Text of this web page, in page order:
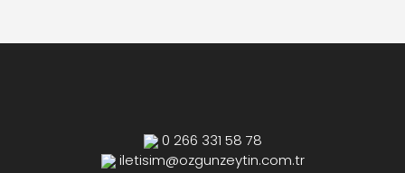
0 266 331 58 78
iletisim@ozgunzeytin.com.tr